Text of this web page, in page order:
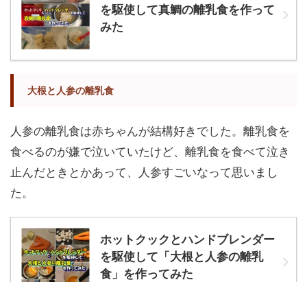
を駆使して真鯛の離乳食を作って
みた
大根と人参の離乳食
人参の離乳食は赤ちゃんが結構好きでした。離乳食を
食べるのが嫌で泣いていたけど、離乳食を食べて泣き
止んだときとかあって、人参すごいなって思いまし
た。
ホットクックとハンドブレンダー
を駆使して「大根と人参の離乳
食」を作ってみた